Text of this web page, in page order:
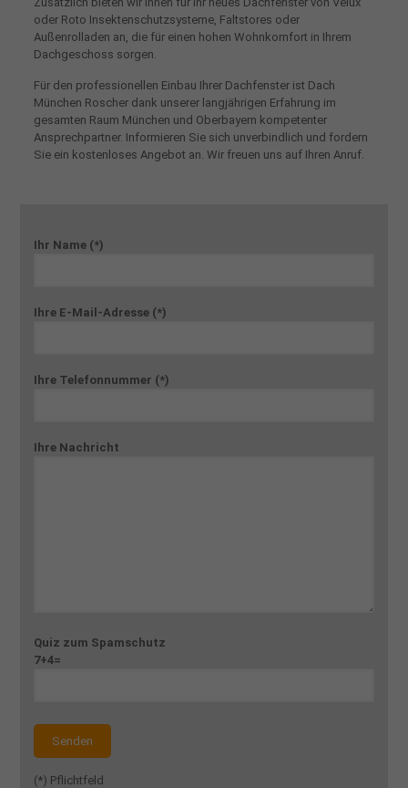
oder Roto Insektenschutzsysteme, Faltstores oder
Außenrolladen an, die für einen hohen Wohnkomfort in Ihrem
Dachgeschoss sorgen.
Für den professionellen Einbau Ihrer Dachfenster ist Dach
München Roscher dank unserer langjährigen Erfahrung im
gesamten Raum München und Oberbayern kompetenter
Ansprechpartner. Informieren Sie sich unverbindlich und fordern
Sie ein kostenloses Angebot an. Wir freuen uns auf Ihren Anruf.
Ihr Name (*)
Ihre E-Mail-Adresse (*)
Ihre Telefonnummer (*)
Ihre Nachricht
Quiz zum Spamschutz
7+4=
(*) Pflichtfeld